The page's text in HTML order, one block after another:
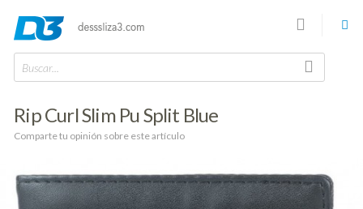
Buscar...
Rip Curl Slim Pu Split Blue
Comparte tu opinión sobre este artículo